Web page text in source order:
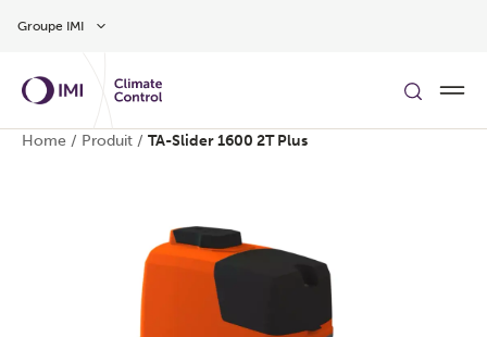
Groupe IMI
Home / Produit / TA-Slider 1600 2T Plus